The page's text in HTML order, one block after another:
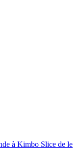
à Kimbo Slice de le